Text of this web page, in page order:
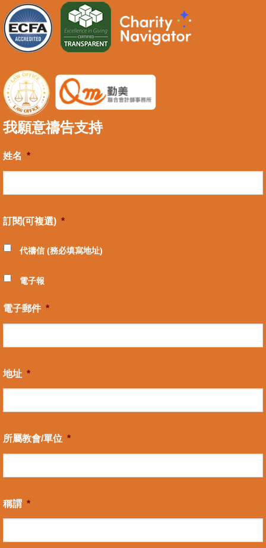
我願意禱告支持
姓名 *
訂閱(可複選) *
代禱信 (務必填寫地址)
電子報
電子郵件 *
地址 *
所屬教會/單位 *
稱謂 *